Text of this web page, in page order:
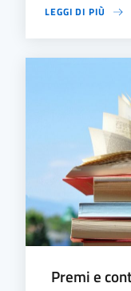
LEGGI DI PIÙ
Premi e